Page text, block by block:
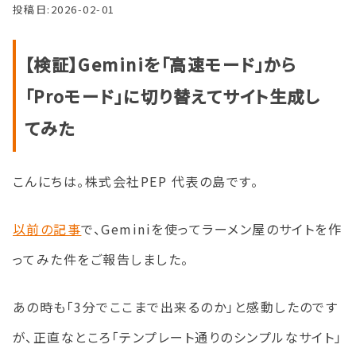
投稿日: 2026-02-01
【検証】Geminiを「高速モード」から
「Proモード」に切り替えてサイト生成し
てみた
こんにちは。株式会社PEP 代表の島です。
以前の記事で、Geminiを使ってラーメン屋のサイトを作
ってみた件をご報告しました。
あの時も「3分でここまで出来るのか」と感動したのです
が、正直なところ「テンプレート通りのシンプルなサイト」